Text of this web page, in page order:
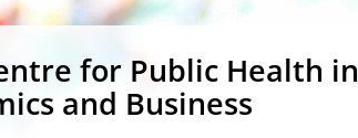
for Public Health in
and Business